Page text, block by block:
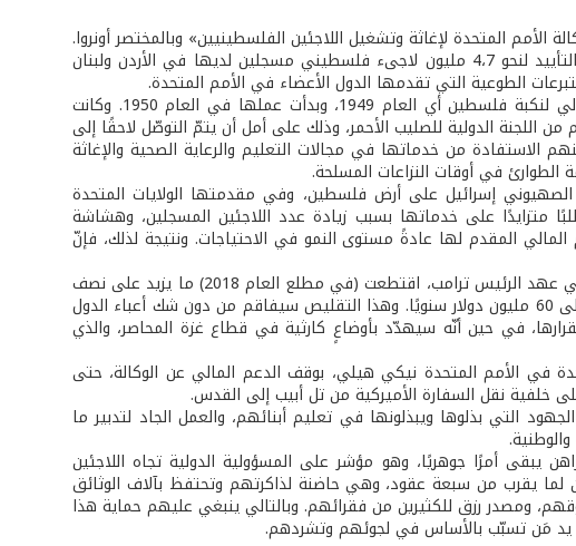
من بينها «وكالة الأمم المتحدة لإغاثة وتشغيل اللاجئين الفلسطينيين» وبالمختصر أونروا.
وهي وكالة غوث وتنمية بشرية تعمل على تقديم الدعم والحماية وكسب التأييد لنحو 4،7 مليون لاجىء فلسطيني مسجلين لديها في الأردن ولبنان
الطوعية التي تقدمها الدول الأعضاء في الأمم المتحدة.
تأسست الأونروا بموجب قرار الجمعية العامة للأمم المتحدة في العام التالي لنكبة فلسطين أي العام 1949، وبدأت عملها في العام 1950. وكانت
تسلمت سجلاتهم من اللجنة الدولية للصليب الأحمر، وذلك على أمل أن يتمّ التوصّل لاحقًا إلى
الاستفادة من خدماتها في مجالات التعليم والرعاية الصحية والإغاثة
الطوارئ في أوقات النزاعات المسلحة.
إسرائيل على أرض فلسطين، وفي مقدمتها الولايات المتحدة
متزايدًا على خدماتها بسبب زيادة عدد اللاجئين المسجلين، وهشاشة
المقدم لها عادةً مستوى النمو في الاحتياجات. ونتيجة لذلك، فإنّ
كانت الإدارة الأميركية تقدّم عادة ما يزيد على ثلث موازنة الأونروا، لكنّها في عهد الرئيس ترامب، اقتطعت (في مطلع العام 2018) ما يزيد على نصف
المساعدة المالية التي كانت تمنحها لها، فانخفضت من 125 مليون دولار إلى 60 مليون دولار سنويًا. وهذا التقليص سيفاقم من دون شك أعباء الدول
في حين أنّه سيهدّد بأوضاعٍ كارثية في قطاع غزة المحاصر، والذي
في الأمم المتحدة نيكي هيلي، بوقف الدعم المالي عن الوكالة، حتى
خلفية نقل السفارة الأميركية من تل أبيب إلى القدس.
التي بذلوها ويبذلونها في تعليم أبنائهم، والعمل الجاد لتدبير ما
يبقى أمرًا جوهريًا، وهو مؤشر على المسؤولية الدولية تجاه اللاجئين
لما يقرب من سبعة عقود، وهي حاضنة لذاكرتهم وتحتفظ بآلاف الوثائق
ومصدر رزق للكثيرين من فقرائهم. وبالتالي ينبغي عليهم حماية هذا
يد مَن تسبّب بالأساس في لجوئهم وتشردهم.